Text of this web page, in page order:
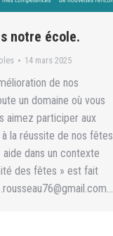
notre école.
14 mars 2025
de nos
un domaine où vous
aimez participer aux
la réussite de nos fêtes
dans un contexte
des fêtes » est fait